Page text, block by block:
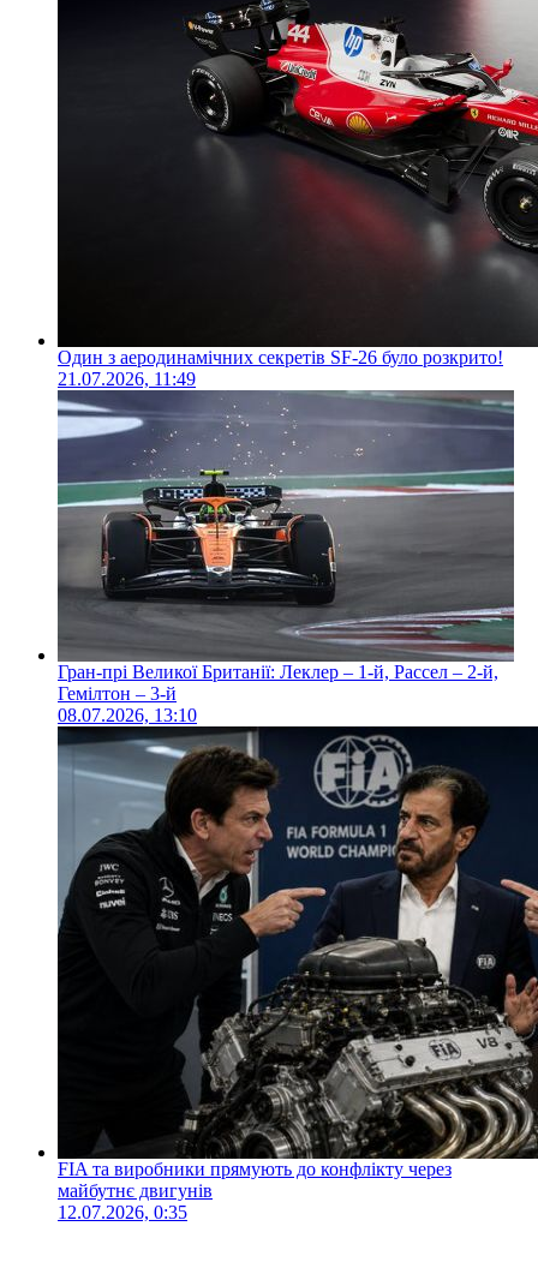
Один з аеродинамічних секретів SF-26 було розкрито!
21.07.2026, 11:49
Гран-прі Великої Британії: Леклер – 1-й, Рассел – 2-й,
Гемілтон – 3-й
08.07.2026, 13:10
FIA та виробники прямують до конфлікту через
майбутнє двигунів
12.07.2026, 0:35